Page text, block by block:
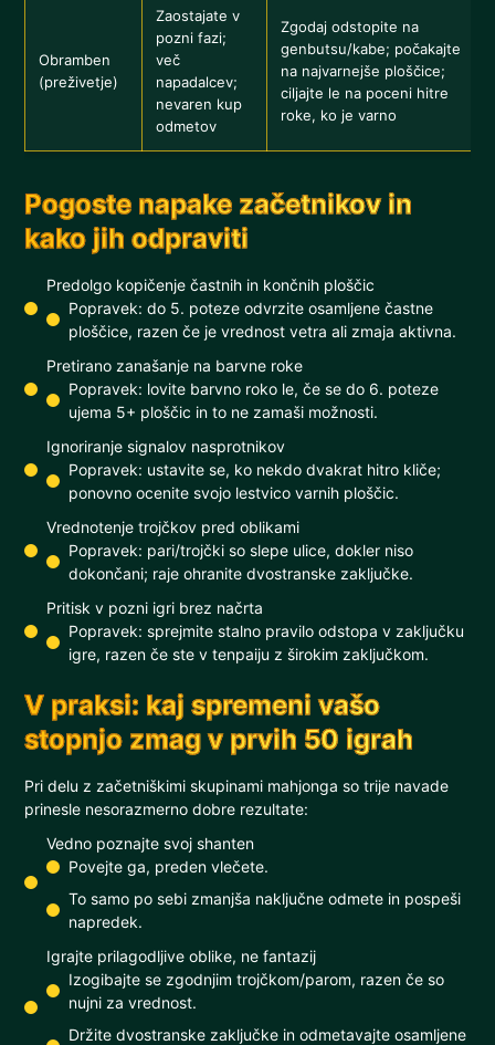
Obramben
(preživetje)
Zaostajate v
pozni fazi;
več
napadalcev;
nevaren kup
odmetov
Zgodaj odstopite na
genbutsu/kabe; počakajte
na najvarnejše ploščice;
ciljajte le na poceni hitre
roke, ko je varno
Pogoste napake začetnikov in
kako jih odpraviti
Predolgo kopičenje častnih in končnih ploščic
Popravek: do 5. poteze odvrzite osamljene častne
ploščice, razen če je vrednost vetra ali zmaja aktivna.
Pretirano zanašanje na barvne roke
Popravek: lovite barvno roko le, če se do 6. poteze
ujema 5+ ploščic in to ne zamaši možnosti.
Ignoriranje signalov nasprotnikov
Popravek: ustavite se, ko nekdo dvakrat hitro kliče;
ponovno ocenite svojo lestvico varnih ploščic.
Vrednotenje trojčkov pred oblikami
Popravek: pari/trojčki so slepe ulice, dokler niso
dokončani; raje ohranite dvostranske zaključke.
Pritisk v pozni igri brez načrta
Popravek: sprejmite stalno pravilo odstopa v zaključku
igre, razen če ste v tenpaiju z širokim zaključkom.
V praksi: kaj spremeni vašo
stopnjo zmag v prvih 50 igrah
Pri delu z začetniškimi skupinami mahjonga so trije navade
prinesle nesorazmerno dobre rezultate:
Vedno poznajte svoj shanten
Povejte ga, preden vlečete.
To samo po sebi zmanjša naključne odmete in pospeši
napredek.
Igrajte prilagodljive oblike, ne fantazij
Izogibajte se zgodnjim trojčkom/parom, razen če so
nujni za vrednost.
Držite dvostranske zaključke in odmetavajte osamljene